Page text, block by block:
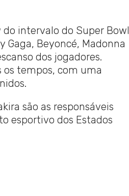
intervalo do Super Bowl
Gaga, Beyoncé, Madonna
dos jogadores.
os tempos, com uma
são as responsáveis
esportivo dos Estados